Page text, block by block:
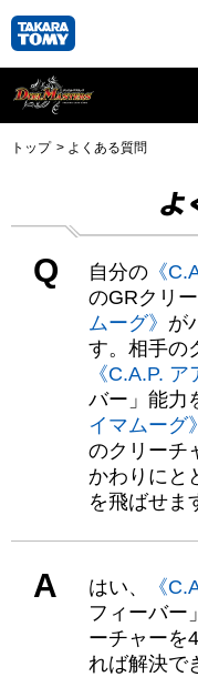
トップ よくある質問
よ
Q 自分の 《
のGRクリ
ムーグ》 が
す。相手の
《C.A.P. ア
バー」能力
イマムーグ》
のクリーチ
かわりにと
を飛ばせま
A はい、 《
フィーバー
ーチャーを
れば解決で